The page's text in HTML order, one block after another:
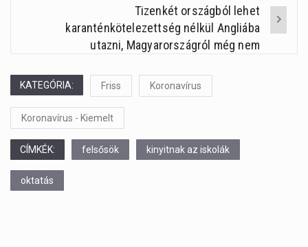
Tizenkét országból lehet
karanténkötelezettség nélkül Angliába
utazni, Magyarországról még nem
KATEGÓRIA: Friss Koronavírus
Koronavírus - Kiemelt
CÍMKÉK: felsősök kinyitnak az iskolák
oktatás